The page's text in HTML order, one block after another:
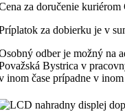
za doručenie
za dobierku je v
odber je možný na
Bystrica v
inom čase prípadne v inom